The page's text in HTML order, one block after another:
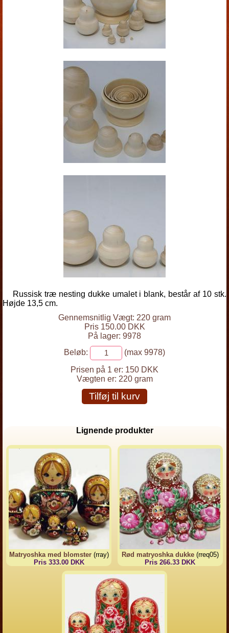
Russisk træ nesting dukke umalet i blank, består af 10 stk.
Højde 13,5 cm.
Gennemsnitlig Vægt: 220 gram
Pris 150.00 DKK
På lager: 9978
Beløb:
(max 9978)
Prisen på 1 er: 150 DKK
Vægten er: 220 gram
Tilføj til kurv
Lignende produkter
Matryoshka med blomster(rray)
Pris 333.00 DKK
Rød matryoshka dukke(rreq05)
Pris 266.33 DKK